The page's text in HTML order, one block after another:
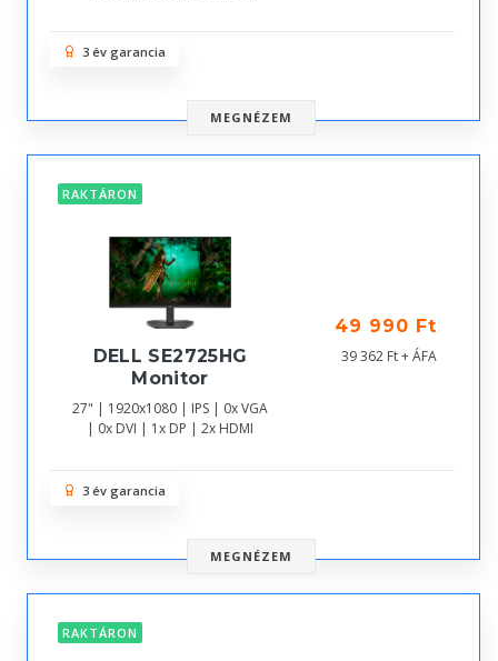
3 év garancia
MEGNÉZEM
RAKTÁRON
DELL SE2725HG
Monitor
27" | 1920x1080 | IPS | 0x VGA
| 0x DVI | 1x DP | 2x HDMI
49 990 Ft
39 362 Ft + ÁFA
3 év garancia
MEGNÉZEM
RAKTÁRON